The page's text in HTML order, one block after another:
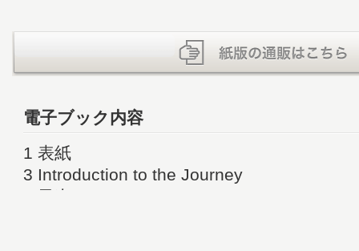
電子ブック内容
1 表紙
3 Introduction to the Journey
4 目次